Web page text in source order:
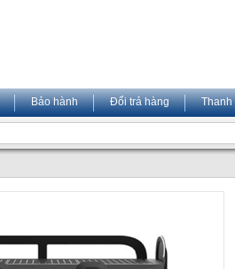
Bảo hành Đổi trả hàng Thanh